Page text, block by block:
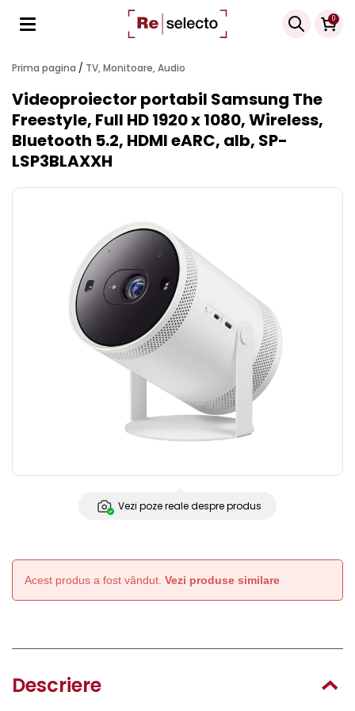
0
Products
search
Prima pagina / TV, Monitoare, Audio
Videoproiector portabil Samsung The
Freestyle, Full HD 1920 x 1080, Wireless,
Bluetooth 5.2, HDMI eARC, alb, SP-
LSP3BLAXXH
Vezi poze reale despre produs
Acest produs a fost vândut. Vezi produse similare
Descriere